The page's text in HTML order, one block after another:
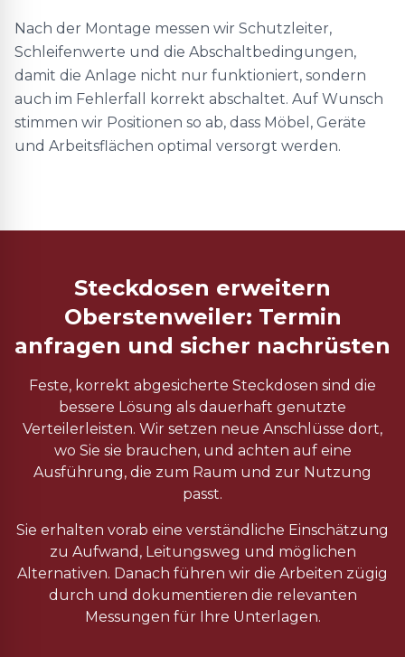
Nach der Montage messen wir Schutzleiter,
Schleifenwerte und die Abschaltbedingungen,
damit die Anlage nicht nur funktioniert, sondern
auch im Fehlerfall korrekt abschaltet. Auf Wunsch
stimmen wir Positionen so ab, dass Möbel, Geräte
und Arbeitsflächen optimal versorgt werden.
Steckdosen erweitern
Oberstenweiler: Termin
anfragen und sicher nachrüsten
Feste, korrekt abgesicherte Steckdosen sind die
bessere Lösung als dauerhaft genutzte
Verteilerleisten. Wir setzen neue Anschlüsse dort,
wo Sie sie brauchen, und achten auf eine
Ausführung, die zum Raum und zur Nutzung
passt.
Sie erhalten vorab eine verständliche Einschätzung
zu Aufwand, Leitungsweg und möglichen
Alternativen. Danach führen wir die Arbeiten zügig
durch und dokumentieren die relevanten
Messungen für Ihre Unterlagen.